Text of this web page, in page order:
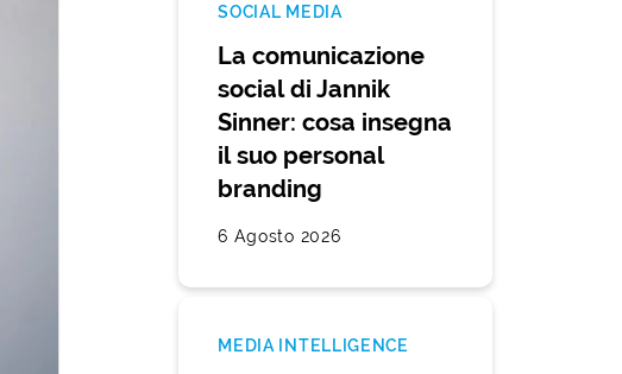
SOCIAL MEDIA
La comunicazione
social di Jannik
Sinner: cosa insegna
il suo personal
branding
6 Agosto 2026
MEDIA INTELLIGENCE